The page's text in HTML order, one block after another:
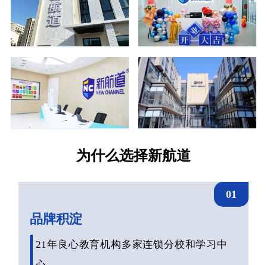
为什么选择新航道
01
品牌积淀
21年良心教育机构多家连锁分校和学习中